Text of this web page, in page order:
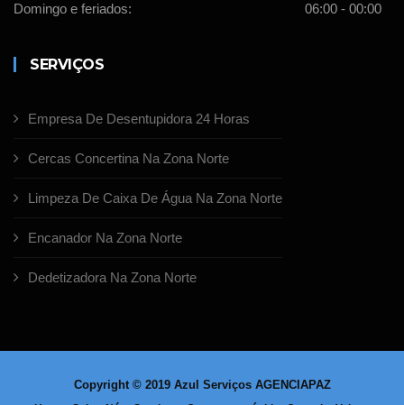
Domingo e feriados:
06:00 - 00:00
SERVIÇOS
Empresa De Desentupidora 24 Horas
Cercas Concertina Na Zona Norte
Limpeza De Caixa De Água Na Zona Norte
Encanador Na Zona Norte
Dedetizadora Na Zona Norte
Copyright © 2019 Azul Serviços AGENCIAPAZ